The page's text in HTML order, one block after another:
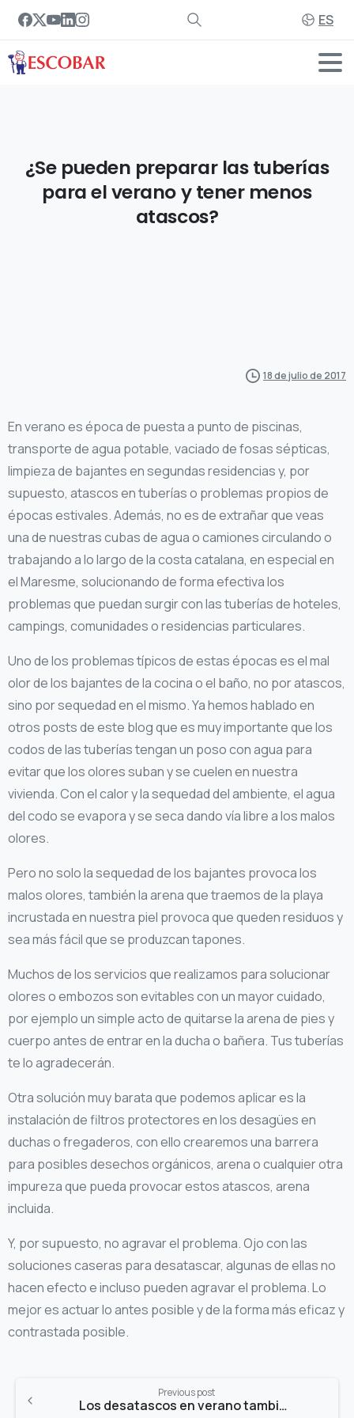
ES
¿Se pueden preparar las tuberías
paraelveranoy tener menos
atascos?
18 de julio de 2017
En verano es época de puesta a punto de piscinas,
transporte de agua potable, vaciado de fosas sépticas,
limpieza de bajantes en segundas residencias y, por
supuesto, atascos en tuberías o problemas propios de
épocas estivales. Además, no es de extrañar que veas
una de nuestras cubas de agua o camiones circulando o
trabajando a lo largo de la costa catalana, en especial en
el Maresme, solucionando de forma efectiva los
problemas que puedan surgir con las tuberías de hoteles,
campings, comunidades o residencias particulares.
Uno de los problemas típicos de estas épocas es el mal
olor de los bajantes de la cocina o el baño, no por atascos,
sino por sequedad en el mismo. Ya hemos hablado en
otros posts de este blog que es muy importante que los
codos de las tuberías tengan un poso con agua para
evitar que los olores suban y se cuelen en nuestra
vivienda. Con el calor y la sequedad del ambiente, el agua
del codo se evapora y se seca dando vía libre a los malos
olores.
Pero no solo la sequedad de los bajantes provoca los
malos olores, también la arena que traemos de la playa
incrustada en nuestra piel provoca que queden residuos y
sea más fácil que se produzcan tapones.
Muchos de los servicios que realizamos para solucionar
olores o embozos son evitables con un mayor cuidado,
por ejemplo un simple acto de quitarse la arena de pies y
cuerpo antes de entrar en la ducha o bañera. Tus tuberías
te lo agradecerán.
Otra solución muy barata que podemos aplicar es la
instalación de filtros protectores en los desagües en
duchas o fregaderos, con ello crearemos una barrera
para posibles desechos orgánicos, arena o cualquier otra
impureza que pueda provocar estos atascos, arena
incluida.
Y, por supuesto, no agravar el problema. Ojo con las
soluciones caseras para desatascar, algunas de ellas no
hacen efecto e incluso pueden agravar el problema. Lo
mejor es actuar lo antes posible y de la forma más eficaz y
contrastada posible.
Previous post
Los desatascos en verano también los soluciona Neteges Escobar